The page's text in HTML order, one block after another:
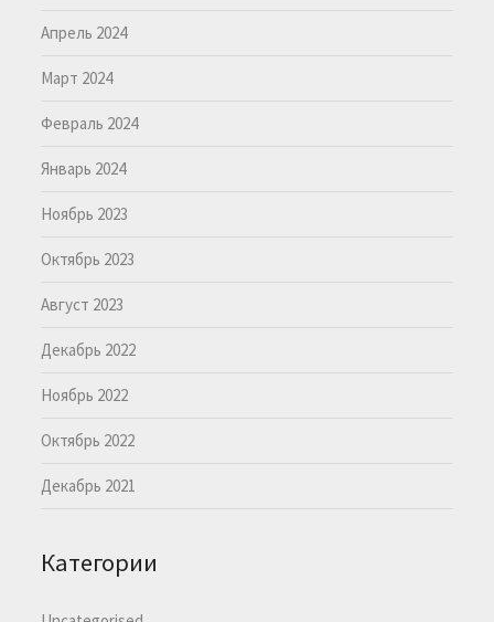
Апрель 2024
Март 2024
Февраль 2024
Январь 2024
Ноябрь 2023
Октябрь 2023
Август 2023
Декабрь 2022
Ноябрь 2022
Октябрь 2022
Декабрь 2021
Категории